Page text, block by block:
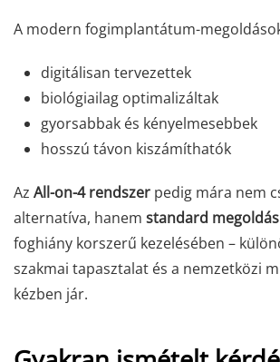
A modern fogimplantátum-
digitálisan tervezettek
biológiailag optimalizáltak
gyorsabbak és kényelmesebbek
hosszú távon kiszámíthatók
Az All-on-4 rendszer pedig mára nem
alternatíva, hanem standard megoldás
foghiány korszerű kezelésében –
szakmai tapasztalat és a nemzetközi
kézben jár.